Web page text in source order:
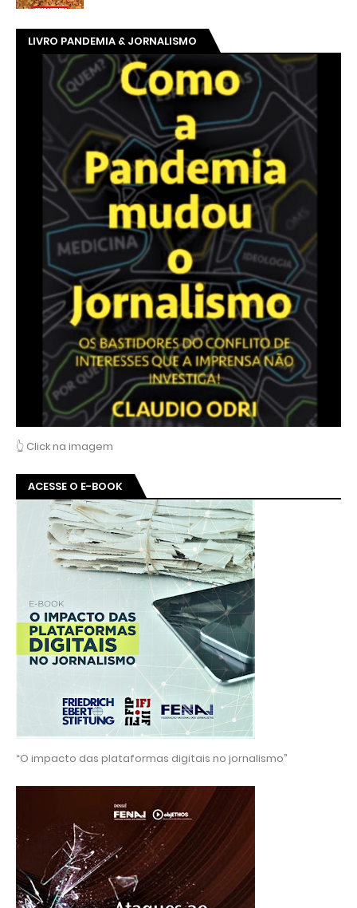
LIVRO PANDEMIA & JORNALISMO
👆 Click na imagem
ACESSE O E-BOOK
“O impacto das plataformas digitais no jornalismo”